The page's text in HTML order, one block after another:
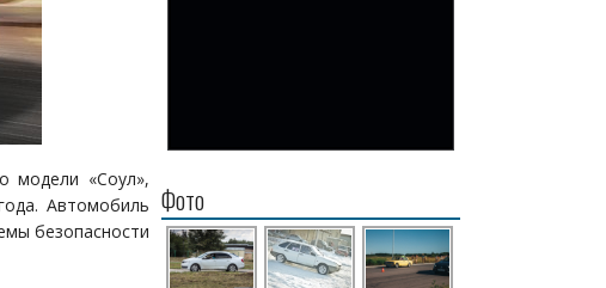
модели «Соул»,
Автомобиль
безопасности
Фото